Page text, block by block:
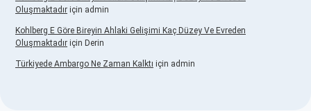
Oluşmaktadır için admin
Kohlberg E Göre Bireyin Ahlaki Gelişimi Kaç Düzey Ve Evreden
Oluşmaktadır için Derin
Türkiyede Ambargo Ne Zaman Kalktı için admin